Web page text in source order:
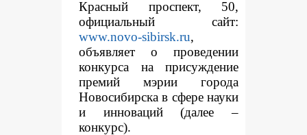
Красный проспект, 50,
официальный сайт:
www.novo-sibirsk.ru,
объявляет о проведении
конкурса на присуждение
премий мэрии города
Новосибирска в сфере науки
и инноваций (далее –
конкурс).